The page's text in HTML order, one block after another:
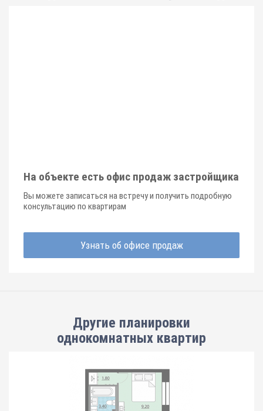
На объекте есть офис продаж застройщика
Вы можете записаться на встречу и получить подробную
консультацию по квартирам
Узнать об офисе продаж
Другие планировки
однокомнатных квартир